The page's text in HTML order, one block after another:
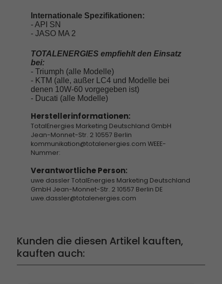
Internationale Spezifikationen:
- API SN
- JASO MA 2
TOTALENERGIES empfiehlt den Einsatz
bei:
- Triumph (alle Modelle)
- KTM (alle, außer LC4 und Modelle bei
denen 10W-60 vorgegeben ist)
- Ducati (alle Modelle)
Herstellerinformationen:
TotalEnergies Marketing Deutschland GmbH
Jean-Monnet-Str. 2 10557 Berlin
kommunikation@totalenergies.com WEEE-
Nummer:
Verantwortliche Person:
uwe dassler TotalEnergies Marketing Deutschland
GmbH Jean-Monnet-Str. 2 10557 Berlin DE
uwe.dassler@totalenergies.com
Kunden die diesen Artikel kauften,
kauften auch: